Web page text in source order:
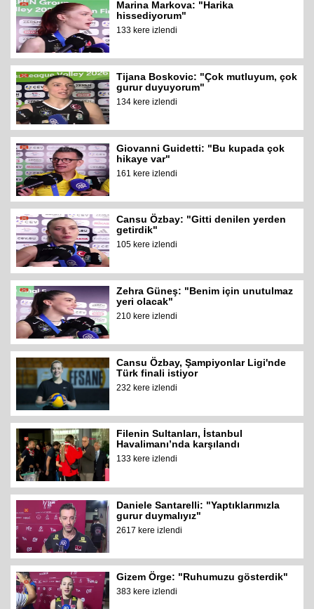
Marina Markova: "Harika
hissediyorum"
133 kere izlendi
Tijana Boskovic: "Çok mutluyum, çok
gurur duyuyorum"
134 kere izlendi
Giovanni Guidetti: "Bu kupada çok
hikaye var"
161 kere izlendi
Cansu Özbay: "Gitti denilen yerden
getirdik"
105 kere izlendi
Zehra Güneş: "Benim için unutulmaz
yeri olacak"
210 kere izlendi
Cansu Özbay, Şampiyonlar Ligi'nde
Türk finali istiyor
232 kere izlendi
Filenin Sultanları, İstanbul
Havalimanı’nda karşılandı
133 kere izlendi
Daniele Santarelli: "Yaptıklarımızla
gurur duymalıyız"
2617 kere izlendi
Gizem Örge: "Ruhumuzu gösterdik"
383 kere izlendi